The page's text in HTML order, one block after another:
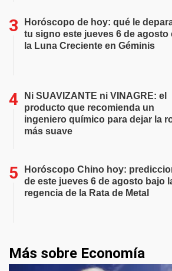
Horóscopo de hoy: qué le
tu signo este jueves 6 de agosto
la Luna Creciente en Géminis
Ni SUAVIZANTE ni VINAGRE: el
producto que recomienda un
ingeniero químico para dejar la
más suave
Horóscopo Chino hoy:
de este jueves 6 de agosto bajo
regencia de la Rata de Metal
Más sobre Economía